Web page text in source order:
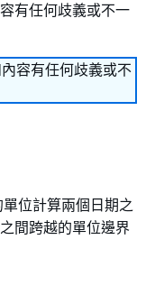
有任何歧義或不一
容有任何歧義或不
位計算兩個日期之
間跨越的單位邊界